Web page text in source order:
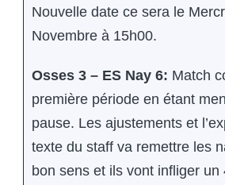
Nouvelle date ce sera le
Novembre à 15h00.
Osses 3 – ES Nay 6: Match
première période en étant
pause. Les ajustements et
texte du staff va remettre les
bon sens et ils vont infliger un